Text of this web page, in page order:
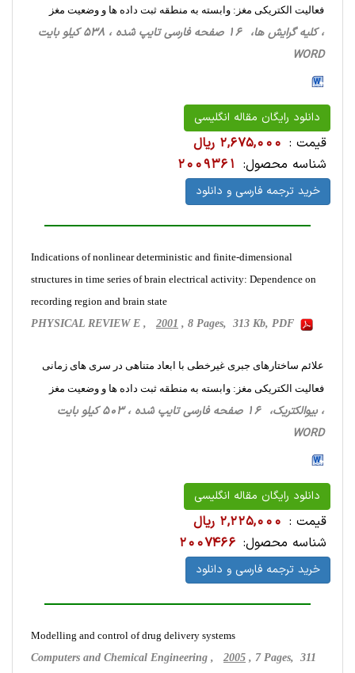
فعالیت الکتریکی مغز: وابسته به منطقه ثبت داده ها و وضعیت مغز
، کلیه گرایش ها، 16 صفحه فارسی تایپ شده ، 538 کیلو بایت
WORD
دانلود رایگان مقاله انگلیسی
قیمت : 2,675,000 ریال
شناسه محصول: 2009361
خرید ترجمه فارسی و دانلود
Indications of nonlinear deterministic and finite-dimensional
structures in time series of brain electrical activity: Dependence on
recording region and brain state
PHYSICAL REVIEW E , 2001 , 8 Pages, 313 Kb, PDF
علائم ساختارهای جبری غیرخطی با ابعاد متناهی در سری های زمانی
فعالیت الکتریکی مغز: وابسته به منطقه ثبت داده ها و وضعیت مغز
، بیوالکتریک، 16 صفحه فارسی تایپ شده ، 503 کیلو بایت
WORD
دانلود رایگان مقاله انگلیسی
قیمت : 2,225,000 ریال
شناسه محصول: 2007466
خرید ترجمه فارسی و دانلود
Modelling and control of drug delivery systems
Computers and Chemical Engineering , 2005 , 7 Pages, 311